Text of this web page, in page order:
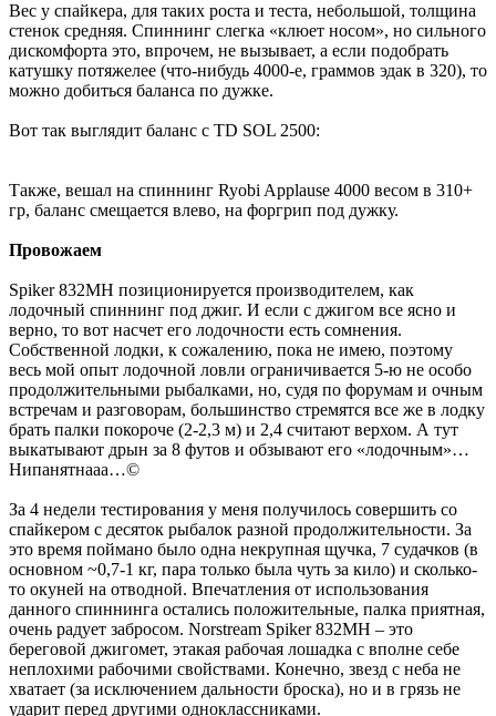
Вес у спайкера, для таких роста и теста, небольшой, толщина
стенок средняя. Спиннинг слегка «клюет носом», но сильного
дискомфорта это, впрочем, не вызывает, а если подобрать
катушку потяжелее (что-нибудь 4000-е, граммов эдак в 320), то
можно добиться баланса по дужке.
Вот так выглядит баланс с TD SOL 2500:
Также, вешал на спиннинг Ryobi Applause 4000 весом в 310+
гр, баланс смещается влево, на форгрип под дужку.
Провожаем
Spiker 832MH позиционируется производителем, как
лодочный спиннинг под джиг. И если с джигом все ясно и
верно, то вот насчет его лодочности есть сомнения.
Собственной лодки, к сожалению, пока не имею, поэтому
весь мой опыт лодочной ловли ограничивается 5-ю не особо
продолжительными рыбалками, но, судя по форумам и очным
встречам и разговорам, большинство стремятся все же в лодку
брать палки покороче (2-2,3 м) и 2,4 считают верхом. А тут
выкатывают дрын за 8 футов и обзывают его «лодочным»…
Нипанятнааа…©
За 4 недели тестирования у меня получилось совершить со
спайкером с десяток рыбалок разной продолжительности. За
это время поймано было одна некрупная щучка, 7 судачков (в
основном ~0,7-1 кг, пара только была чуть за кило) и сколько-
то окуней на отводной. Впечатления от использования
данного спиннинга остались положительные, палка приятная,
очень радует забросом. Norstream Spiker 832MH – это
береговой джигомет, этакая рабочая лошадка с вполне себе
неплохими рабочими свойствами. Конечно, звезд с неба не
хватает (за исключением дальности броска), но и в грязь не
ударит перед другими одноклассниками.